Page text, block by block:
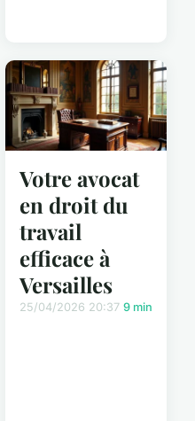
Votre avocat
en droit du
travail
efficace à
Versailles
25/04/2026 20:37 9 min